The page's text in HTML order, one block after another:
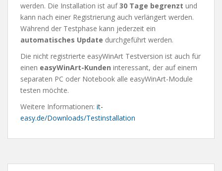
werden. Die Installation ist auf30 Tage begrenzt und
kann nach einer Registrierung auch verlängert werden.
Während der Testphase kann jederzeit ein
automatisches Update durchgeführt werden.
Die nicht registrierte easyWinArt Testversion ist auch für
einen easyWinArt-Kunden interessant, der auf einem
separaten PC oder Notebook alle easyWinArt-Module
testen möchte.
Weitere Informationen: it-
easy.de/Downloads/Testinstallation